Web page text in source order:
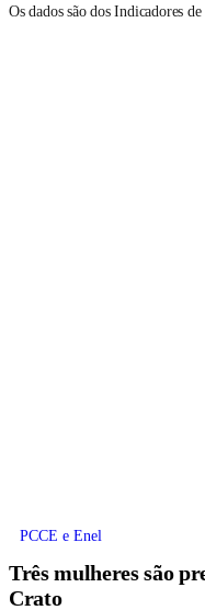
Os dados são dos Indicadores
PCCE e Enel
Três mulheres são
Crato